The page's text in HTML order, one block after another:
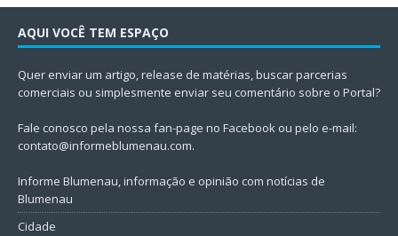
AQUI VOCÊ TEM ESPAÇO
Quer enviar um artigo, release de matérias, buscar parcerias
comerciais ou simplesmente enviar seu comentário sobre o Portal?
Fale conosco pela nossa fan-page no Facebook ou pelo e-mail:
contato@informeblumenau.com.
Informe Blumenau, informação e opinião com notícias de
Blumenau
Cidade